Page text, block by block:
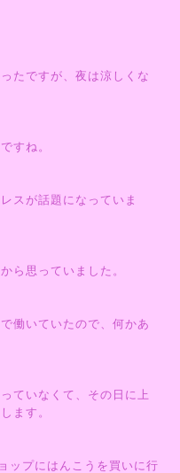
たですが、夜は涼しくな
すね。
スが話題になっていま
ら思っていました。
働いていたので、何かあ
ていなくて、その日に上
ます。
ップにはんこうを買いに行